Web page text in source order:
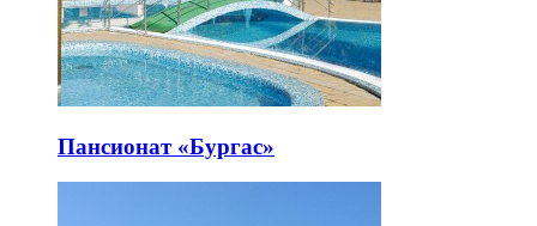
Пансионат «Бургас»